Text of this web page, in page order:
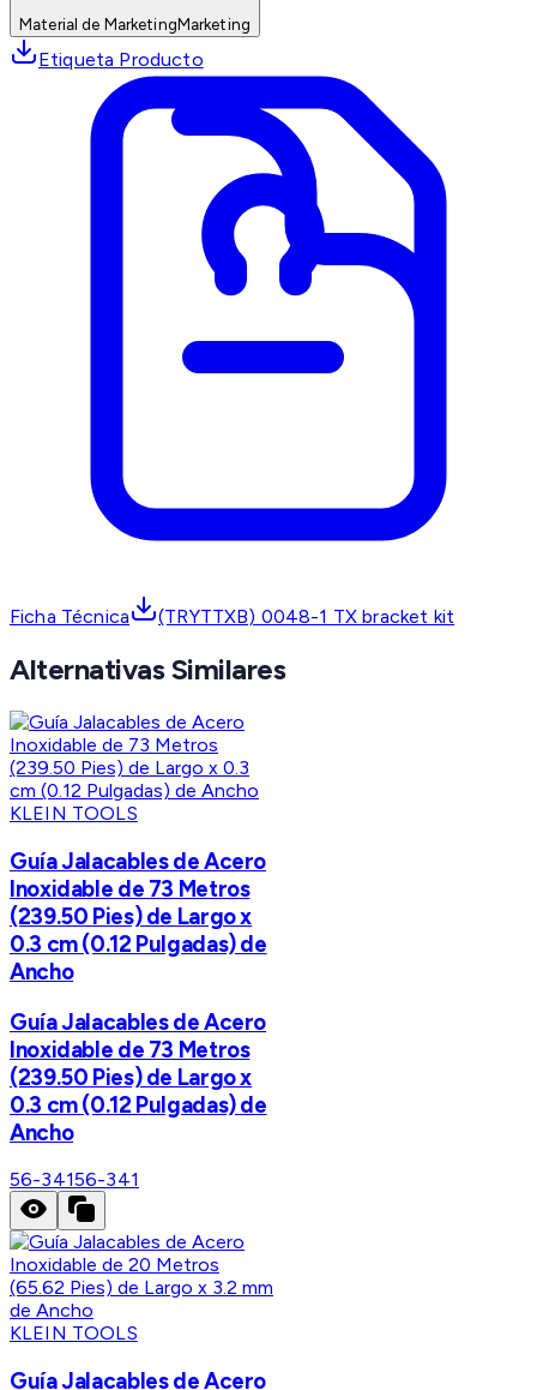
Material de MarketingMarketing
Etiqueta Producto
Ficha Técnica (TRYTTXB) 0048-1 TX bracket kit
Alternativas Similares
KLEIN TOOLS
Guía Jalacables de Acero
Inoxidable de 73 Metros
(239.50 Pies) de Largo x
0.3 cm (0.12 Pulgadas) de
Ancho
Guía Jalacables de Acero
Inoxidable de 73 Metros
(239.50 Pies) de Largo x
0.3 cm (0.12 Pulgadas) de
Ancho
56-34156-341
KLEIN TOOLS
Guía Jalacables de Acero